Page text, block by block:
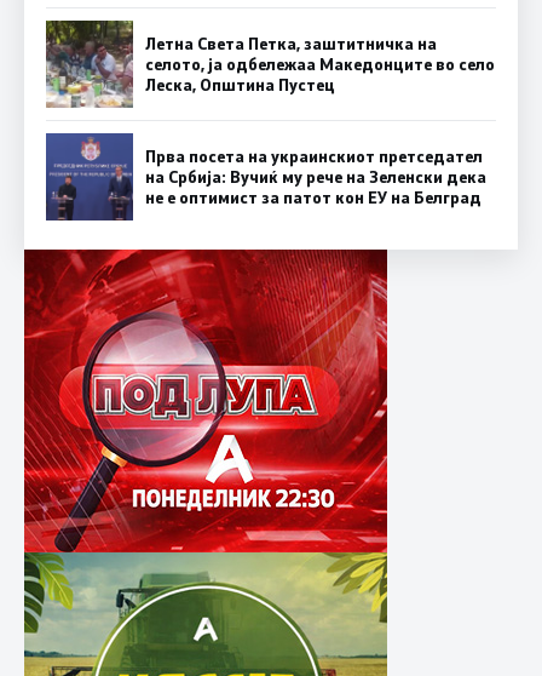
Летна Света Петка, заштитничка на
селото, ја одбележаа Македонците во село
Леска, Општина Пустец
Прва посета на украинскиот претседател
на Србија: Вучиќ му рече на Зеленски дека
не е оптимист за патот кон ЕУ на Белград